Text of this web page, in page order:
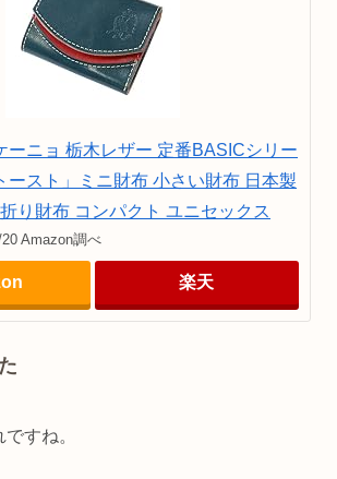
ーニョ 栃木レザー 定番BASICシリー
ースト」ミニ財布 小さい財布 日本製
り財布 コンパクト ユニセックス
Amazon調べ
楽天
すね。